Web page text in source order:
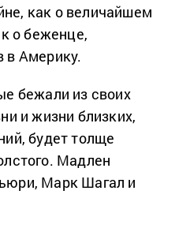
как о величайшем
о беженце,
в Америку.
бежали из своих
и жизни близких,
будет толще
Мадлен
Марк Шагал и